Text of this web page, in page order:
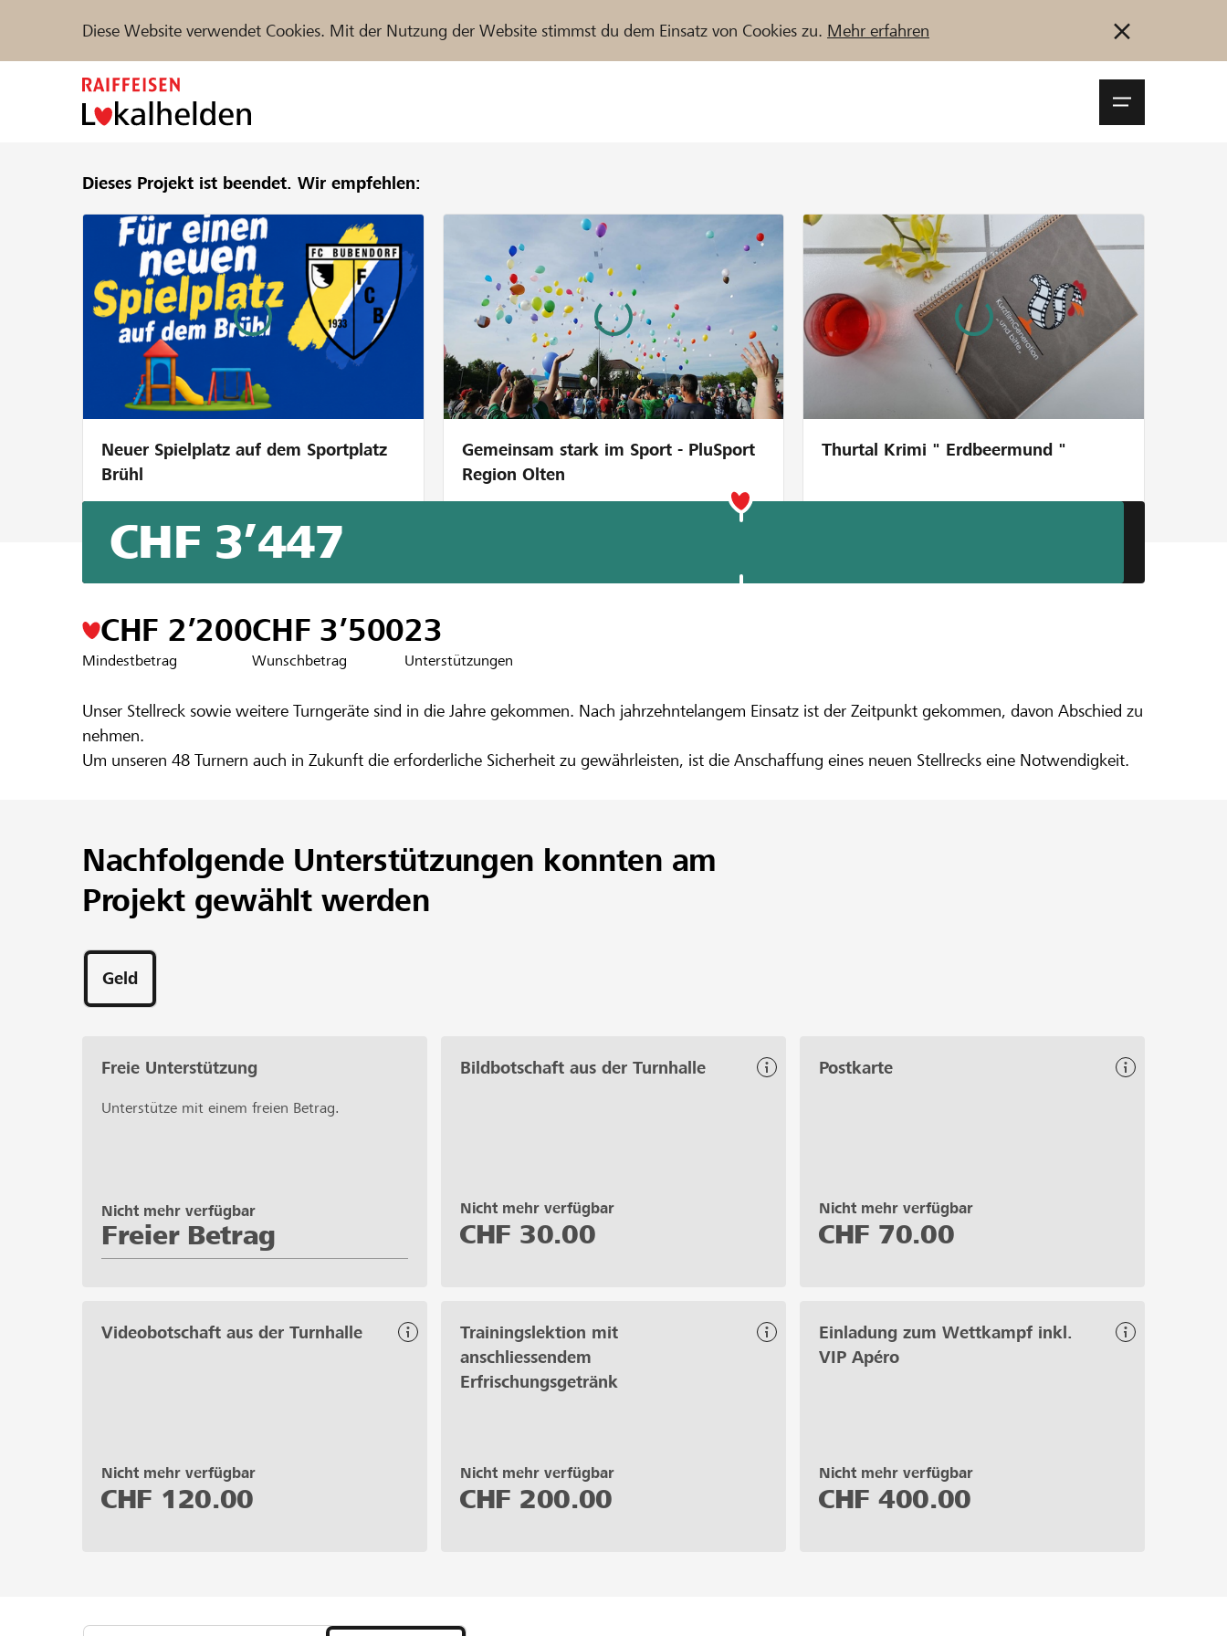
Diese Website verwendet Cookies. Mit der Nutzung der Website stimmst du dem Einsatz von Cookies zu. Mehr erfahren
Unterstützen Hilfe & Support Partner / Raiffeisenbank
Projekte und Organisationen finden Jetzt starten
FR IT
Dieses Projekt ist beendet. Wir empfehlen:
Neuer Spielplatz auf dem Sportplatz
Brühl
Gemeinsam stark im Sport - PluSport
Region Olten
Thurtal Krimi " Erdbeermund "
Neues Reck für das Geräteturnen
Eschlikon
Ein Projekt aus der Region derRaiffeisenbank am Bichelsee
Unser Stellreck sowie weitere Turngeräte sind in die Jahre gekommen. Nach jahrzehntelangem Einsatz ist der Zeitpunkt gekommen, davon Abschied zu
nehmen.
Um unseren 48 Turnern auch in Zukunft die erforderliche Sicherheit zu gewährleisten, ist die Anschaffung eines neuen Stellrecks eine Notwendigkeit.
CHF 3’447
CHF 2’200
Mindestbetrag
CHF 3’500
Wunschbetrag
23
Unterstützungen
Nachfolgende Unterstützungen konnten am
Projekt gewählt werden
Geld
Freie Unterstützung
Unterstütze mit einem freien Betrag.
Freier Betrag
Nicht mehr verfügbar
Bildbotschaft aus der Turnhalle
Nicht mehr verfügbar
CHF 30.00
Postkarte
Nicht mehr verfügbar
CHF 70.00
Videobotschaft aus der Turnhalle
Nicht mehr verfügbar
CHF 120.00
Trainingslektion mit
anschliessendem
Erfrischungsgetränk
Nicht mehr verfügbar
CHF 200.00
Einladung zum Wettkampf inkl.
VIP Apéro
Nicht mehr verfügbar
CHF 400.00